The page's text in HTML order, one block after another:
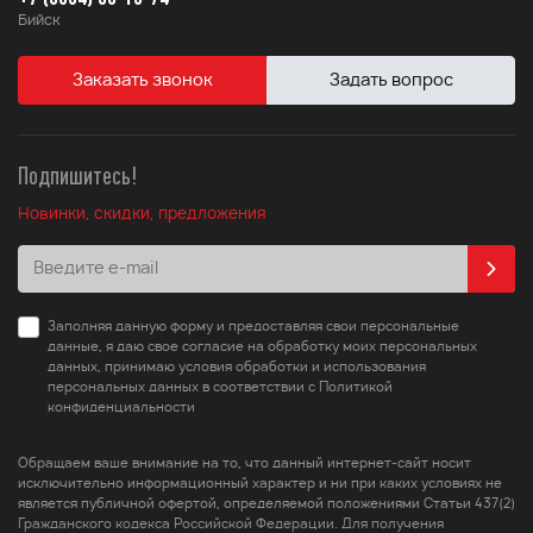
Новосибирске. На всю продукцию распространяется
по городу. Поможем выбрать модель по цене или
характеристикам.
Бийск
Заказать звонок Задать вопрос
Подпишитесь!
Новинки, скидки, предложения
Заполняя данную форму и предоставляя свои персональные
данные, я даю свое согласие на обработку моих персональных
данных, принимаю условия обработки и использования
персональных данных в соответствии с Политикой
конфиденциальности
Обращаем ваше внимание на то, что данный интернет-сайт носит
исключительно информационный характер и ни при каких условиях не
является публичной офертой, определяемой положениями Статьи 437(2)
Гражданского кодекса Российской Федерации. Для получения